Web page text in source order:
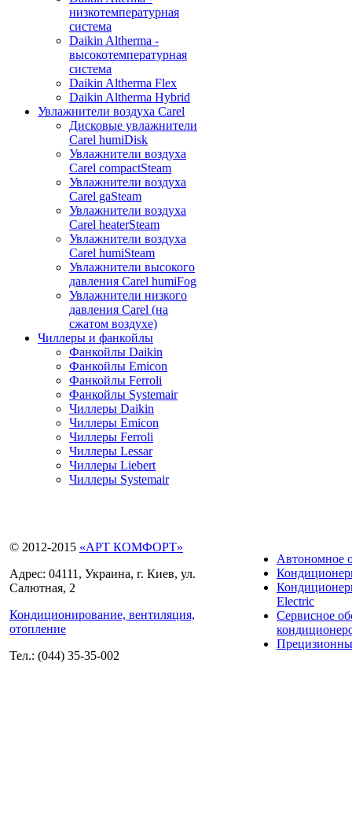
низкотемпературная
система
Daikin Altherma -
высокотемпературная
система
Daikin Altherma Flex
Daikin Altherma Hybrid
Увлажнители воздуха Carel
Дисковые увлажнители
Carel humiDisk
Увлажнители воздуха
Carel compactSteam
Увлажнители воздуха
Carel gaSteam
Увлажнители воздуха
Carel heaterSteam
Увлажнители воздуха
Carel humiSteam
Увлажнители высокого
давления Carel humiFog
Увлажнители низкого
давления Carel (на
сжатом воздухе)
Чиллеры и фанкойлы
Фанкойлы Daikin
Фанкойлы Emicon
Фанкойлы Ferroli
Фанкойлы Systemair
Чиллеры Daikin
Чиллеры Emicon
Чиллеры Ferroli
Чиллеры Lessar
Чиллеры Liebert
Чиллеры Systemair
© 2012-2015 «АРТ КОМФОРТ»
Адрес: 04111, Украина, г. Киев, ул.
Салютная, 2
Кондиционирование, вентиляция,
отопление
Тел.: (044) 35-35-002
Автономное
Electric
Сервисное